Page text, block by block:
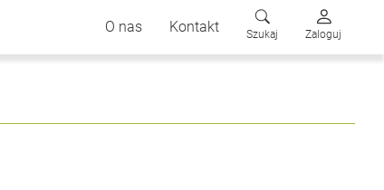
O nas Kontakt Szukaj Zaloguj